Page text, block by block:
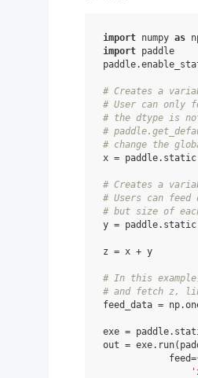
import numpy as
import paddle
paddle.
# Creates a
# User can only
# the dtype is
#
# change the
x = paddle. static
# Creates a
# Users can
# but size of
y = paddle. static
z = x + y
# In this
# and fetch z,
feed_data = np.
exe = paddle.
out = exe. run(
feed=